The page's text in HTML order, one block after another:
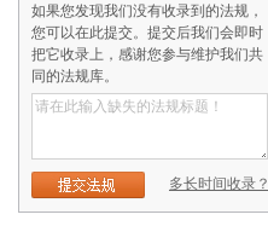
如果您发现我们没有收录到的法规，
您可以在此提交。提交后我们会即时
把它收录上，感谢您参与维护我们共
同的法规库。
多长时间收录？